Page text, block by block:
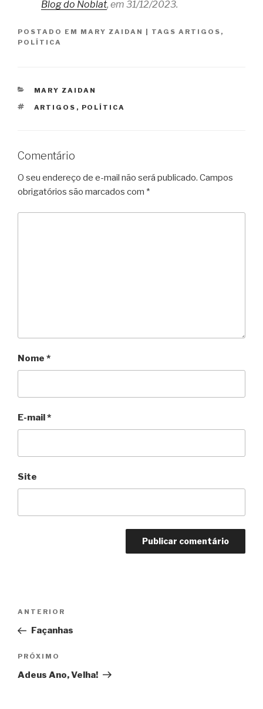
Blog do Noblat, em 31/12/2023.
POSTADO EM MARY ZAIDAN | TAGS ARTIGOS ,
POLÍTICA
CATEGORIAS
MARY ZAIDAN
TAGS
ARTIGOS , POLÍTICA
Comentário
O seu endereço de e-mail não será publicado. Campos
obrigatórios são marcados com *
Nome *
E-mail*
Site
Post
Anterior
ANTERIOR
Façanhas
Próximo
PRÓXIMO
Adeus Ano, Velha!